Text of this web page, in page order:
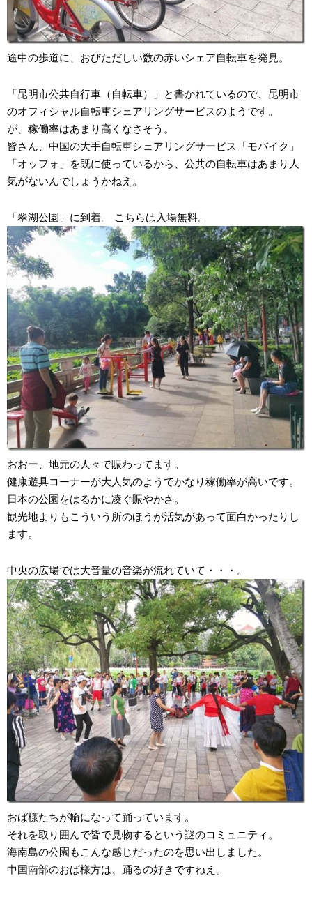
途中の歩道に、おびただしい数の赤いシェア自転車を発見。
「昆明市公共自行車（自転車）」と書かれているので、昆明市
のオフィシャル自転車シェアリングサービスのようです。
が、稼働率はあまり高くなさそう。
皆さん、中国の大手自転車シェアリングサービス「モバイク」
「オッフォ」を既に使っているから、公共の自転車はあまり人
気がないんでしょうかねえ。
「翠湖公園」に到着。 こちらは入場無料。
おおー、地元の人々で賑わってます。
健康遊具コーナーが大人気のようでかなり稼働率が高いです。
日本の公園をはるかに凌ぐ賑やかさ。
観光地よりもこういう所のほうが活気があって面白かったりし
ます。
中央の広場では大音量の音楽が流れていて・・・。
おば様たちが輪になって踊っています。
それを取り囲んで皆で見物するという謎のコミュニティ。
海南島の公園もこんな感じだったのを思い出しました。
中国南部のおば様方は、踊るの好きですねえ。